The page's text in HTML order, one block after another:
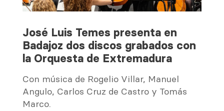
José Luis Temes presenta en
Badajoz dos discos grabados con
la Orquesta de Extremadura
Con música de Rogelio Villar, Manuel
Angulo, Carlos Cruz de Castro y Tomás
Marco.